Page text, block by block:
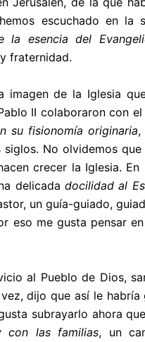
escuchado en la
la esencia del
fraternidad.
imagen de la Iglesia
II colaboraron con
su fisionomía originaria,
No olvidemos
crecer la Iglesia.
delicada docilidad al
un guía-guiado,
eso me gusta pensar
al Pueblo de Dios,
dijo que así le
subrayarlo ahora
con las familias, un